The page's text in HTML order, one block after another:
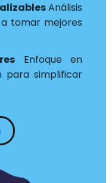
Análisis
tomar mejores
Enfoque en
para simplificar